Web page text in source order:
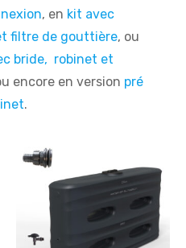
, en kit avec
filtre de gouttière, ou
bride, robinet et
encore en version pré
.